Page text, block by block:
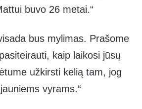
buvo 26 metai.“
bus mylimas. Prašome
kaip laikosi jūsų
užkirsti kelią tam, jog
vyrams.“